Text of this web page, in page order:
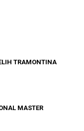
TRAMONTINA
MASTER